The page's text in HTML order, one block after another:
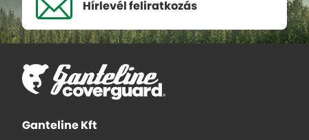
Hírlevél feliratkozás
Ganteline Kft